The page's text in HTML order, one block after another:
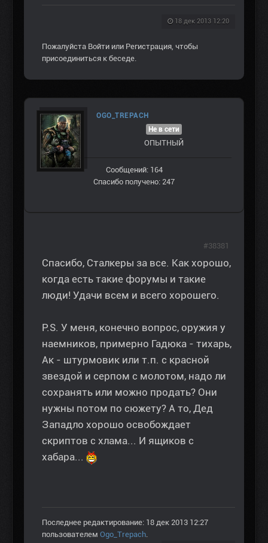
18 дек 2013 12:20
Пожалуйста Войти или Регистрация, чтобы
присоединиться к беседе.
OGO_TREPACH
Не в сети
ОПЫТНЫЙ
Сообщений: 164
Спасибо получено: 247
Спасибо, Сталкеры за все. Как хорошо,
когда есть такие форумы и такие
люди! Удачи всем и всего хорошего.
P.S. У меня, конечно вопрос, оружия у
наемников, примерно Гадюка - тихарь,
Ак - штурмовик или т.п. с красной
звездой и серпом с молотом, надо ли
сохранять или можно продать? Они
нужны потом по сюжету? А то, Дед
Западло хорошо освобождает
скриптов с хлама... И ящиков с
хабара...
Последнее редактирование: 18 дек 2013 12:27
пользователем Ogo_Trepach.
#38381